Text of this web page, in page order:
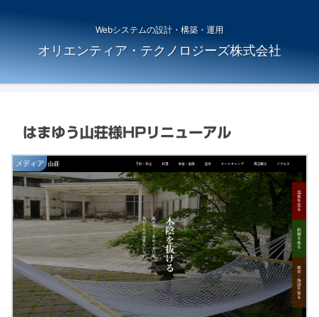
Webシステムの設計・構築・運用
オリエンティア・テクノロジーズ株式会社
はまゆう山荘様HPリニューアル
メディア